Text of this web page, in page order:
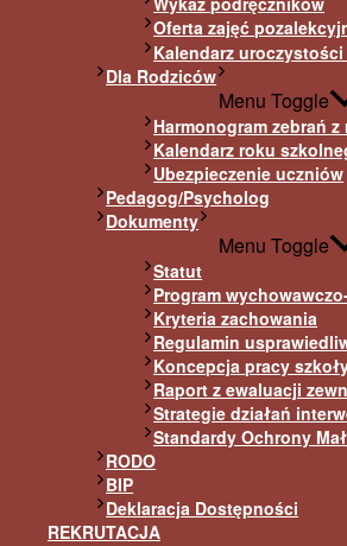
Oferta zajęć
Kalendarz
Dla Rodziców
Menu Toggle
Harmonogram zebrań z
Kalendarz roku
Ubezpieczenie uczniów
Pedagog/Psycholog
Dokumenty
Menu Toggle
Statut
Program
Kryteria zachowania
Regulamin
Koncepcja pracy
Raport z ewaluacji
Strategie działań
Standardy Ochrony
RODO
BIP
Deklaracja Dostępności
REKRUTACJA